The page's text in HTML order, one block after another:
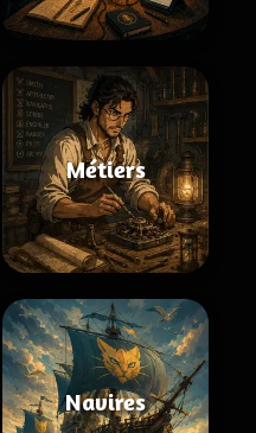
Métiers
Navires